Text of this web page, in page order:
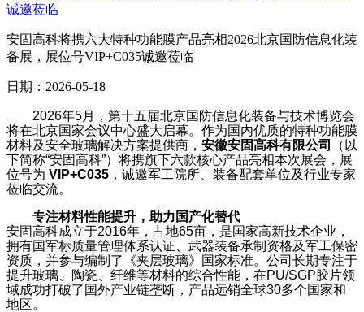
诚邀莅临
安固高科将携六大特种功能膜产品亮相2026北京国防信息化装
备展，展位号VIP+C035诚邀莅临
日期：2026-05-18
2026年5月，第十五届北京国防信息化装备与技术博览会
将在北京国家会议中心盛大启幕。作为国内优质的特种功能膜
材料及安全玻璃解决方案提供商， 安徽安固高科有限公司
（以
下简称“安固高科”）将携旗下六款核心产品亮相本次展会，展
位号为 VIP+C035 ，诚邀军工院所、装备配套单位及行业专家
莅临交流。
专注材料性能提升，助力国产化替代
安固高科成立于2016年，占地65亩，是国家高新技术企业，
拥有国军标质量管理体系认证、武器装备承制资格及军工保密
资质，并参与编制了《夹层玻璃》国家标准。公司长期专注于
提升玻璃、陶瓷、纤维等材料的综合性能，在PU/SGP胶片领
域成功打破了国外产业链垄断，产品远销全球30多个国家和
地区。